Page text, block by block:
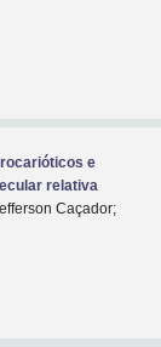
e
relativa
Caçador;